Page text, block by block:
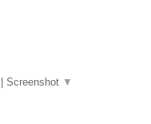
| Screenshot ▼